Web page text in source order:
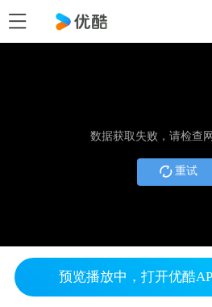
数据获取失败，请检查
重试
预览播放中，打开优酷